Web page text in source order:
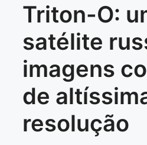
Triton-O:
satélite
imagens
de
resolução